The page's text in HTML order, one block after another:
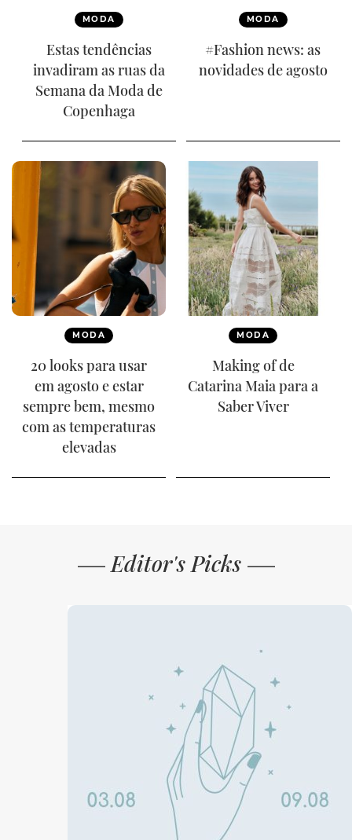
MODA
Estas tendências
invadiram as ruas da
Semana da Moda de
Copenhaga
MODA
#Fashion news: as
novidades de agosto
MODA
20 looks para usar
em agosto e estar
sempre bem, mesmo
com as temperaturas
elevadas
MODA
Making of de
Catarina Maia para a
Saber Viver
Editor's Picks